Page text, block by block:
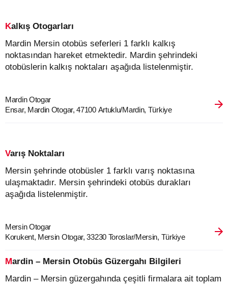
Kalkış Otogarları
Mardin Mersin otobüs seferleri 1 farklı kalkış
noktasından hareket etmektedir. Mardin şehrindeki
otobüslerin kalkış noktaları aşağıda listelenmiştir.
Mardin Otogar
Ensar, Mardin Otogar, 47100 Artuklu/Mardin, Türkiye
Varış Noktaları
Mersin şehrinde otobüsler 1 farklı varış noktasına
ulaşmaktadır. Mersin şehrindeki otobüs durakları
aşağıda listelenmiştir.
Mersin Otogar
Korukent, Mersin Otogar, 33230 Toroslar/Mersin, Türkiye
Mardin – Mersin Otobüs Güzergahı Bilgileri
Mardin – Mersin güzergahında çeşitli firmalara ait toplam